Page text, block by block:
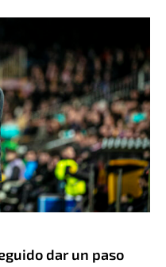
dar un paso